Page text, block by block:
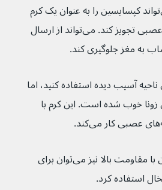
پزشک عمومی شما می‌تواند کپسایسین را به عنوان یک کرم
با دوز کم برای دردهای عصبی تجویز کند. می‌تواند از ارسال
آسیب دیده استفاده کنید، اما
که راش‌های زونا خوب شده است. این کرم با
از چسب‌های کپسایسین با مقاومت بالا نیز می‌توان برای
استفاده کرد.